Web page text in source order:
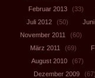
Februar 2013
(33)
Juli 2012
(50)
November 2011
(60)
März 2011
(69)
August 2010
(67)
Dezember 2009
(67)